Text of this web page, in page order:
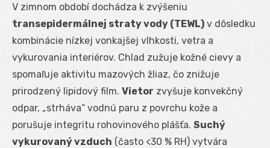
V zimnom období dochádza k zvýšeniu
transepidermálnej straty vody (TEWL) v dôsledku
kombinácie nízkej vonkajšej vlhkosti, vetra a
vykurovania interiérov. Chlad zužuje kožné cievy a
spomaľuje aktivitu mazových žliaz, čo znižuje
prirodzený lipidový film. Vietor zvyšuje konvekčný
odpar, „strháva“ vodnú paru z povrchu kože a
porušuje integritu rohovinového plášťa. Suchý
vykurovaný vzduch (často <30 % RH) vytvára